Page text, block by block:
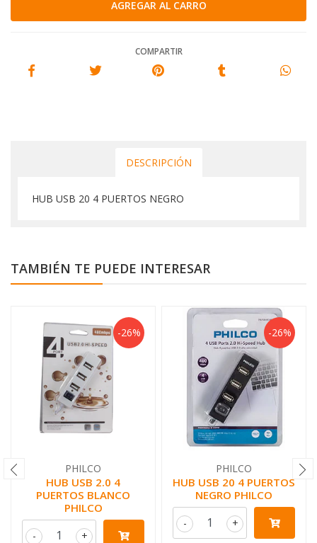
COMPARTIR
DESCRIPCIÓN
HUB USB 20 4 PUERTOS NEGRO
TAMBIÉN TE PUEDE INTERESAR
-26%
PHILCO
HUB USB 2.0 4
PUERTOS BLANCO
PHILCO
+
-
-26%
PHILCO
HUB USB 20 4 PUERTOS
NEGRO PHILCO
+
-